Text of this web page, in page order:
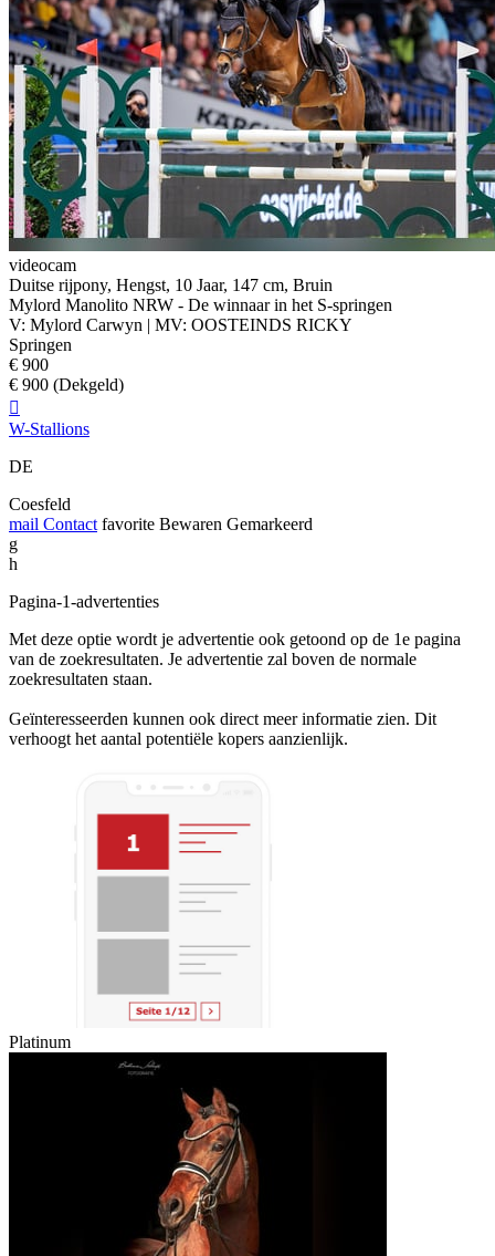
videocam
Duitse rijpony, Hengst, 10 Jaar, 147 cm, Bruin
Mylord Manolito NRW - De winnaar in het S-springen
V: Mylord Carwyn | MV: OOSTEINDS RICKY
Springen
€ 900
€ 900 (Dekgeld)

W-Stallions
DE
Coesfeld
mail Contact favorite Bewaren Gemarkeerd
g
h
Pagina-1-advertenties
Met deze optie wordt je advertentie ook getoond op de 1e pagina
van de zoekresultaten. Je advertentie zal boven de normale
zoekresultaten staan.
Geïnteresseerden kunnen ook direct meer informatie zien. Dit
verhoogt het aantal potentiële kopers aanzienlijk.
Platinum